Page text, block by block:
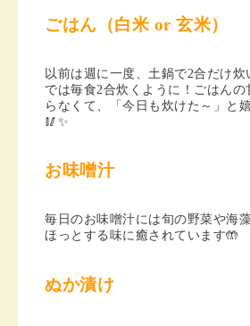
ごはん（白米 or 玄米）
以前は週に一度、土鍋で2合だけ
では毎食2合炊くように！ごはんの
らなくて、「今日も炊けた～」と
🥢✨
お味噌汁
毎日のお味噌汁には旬の野菜や海
ほっとする味に癒されています🤲
ぬか漬け